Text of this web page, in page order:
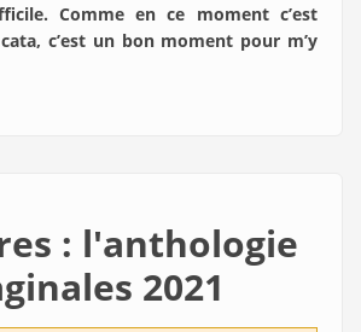
Comme en ce moment c’est
c’est un bon moment pour m’y
: l'anthologie
2021